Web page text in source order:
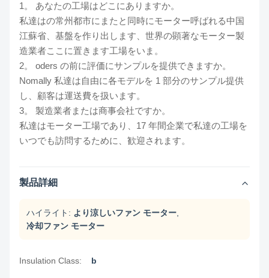
1。 あなたの工場はどこにありますか。
私達はの常州都市にまたと同時にモーター呼ばれる中国
江蘇省、基盤を作り出します、世界の顕著なモーター製
造業者ここに置きます工場をいま。
2。 oders の前に評価にサンプルを提供できますか。
Nomally 私達は自由に各モデルを 1 部分のサンプル提供
し、顧客は運送費を扱います。
3。 製造業者または商事会社ですか。
私達はモーター工場であり、17 年間企業で私達の工場を
いつでも訪問するために、歓迎されます。
製品詳細
ハイライト: より涼しいファン モーター
冷却ファン モーター
Insulation Class: b